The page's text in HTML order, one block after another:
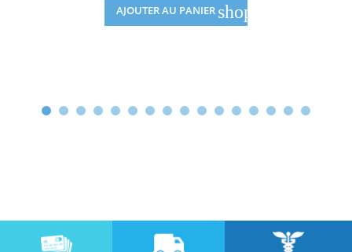
AJOUTER AU PANIER shopping_cart